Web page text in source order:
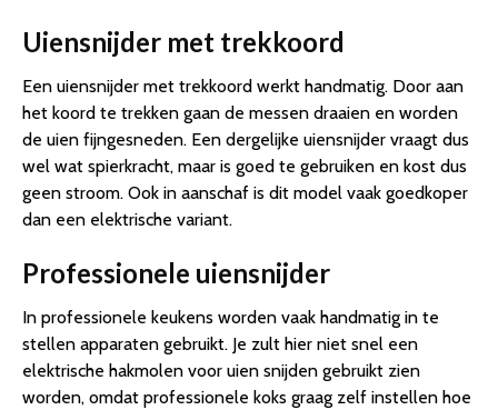
Uiensnijder met trekkoord
Een uiensnijder met trekkoord werkt handmatig. Door aan
het koord te trekken gaan de messen draaien en worden
de uien fijngesneden. Een dergelijke uiensnijder vraagt dus
wel wat spierkracht, maar is goed te gebruiken en kost dus
geen stroom. Ook in aanschaf is dit model vaak goedkoper
dan een elektrische variant.
Professionele uiensnijder
In professionele keukens worden vaak handmatig in te
stellen apparaten gebruikt. Je zult hier niet snel een
elektrische hakmolen voor uien snijden gebruikt zien
worden, omdat professionele koks graag zelf instellen hoe